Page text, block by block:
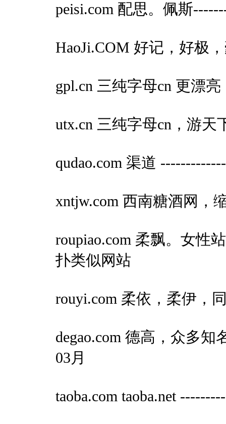
peisi.com 配思。佩斯
HaoJi.COM 好记，好极
gpl.cn 三纯字母cn 更漂亮
utx.cn 三纯字母cn，游天
qudao.com 渠道
xntjw.com 西南糖酒网，
roupiao.com 柔飘。女性
扑类似网站
rouyi.com 柔依，柔伊，
degao.com 德高，众多
03月
taoba.com taoba.net